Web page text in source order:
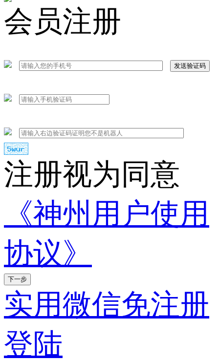
会员注册
发送验证码
注册视为同意
《神州用户使用
协议》
下一步
实用微信免注册
登陆